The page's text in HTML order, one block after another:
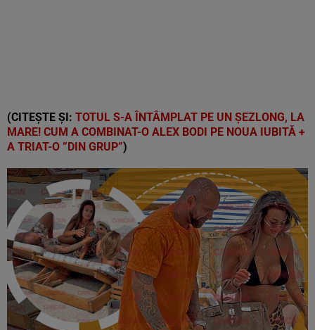
(CITEȘTE ȘI: TOTUL S-A ÎNTÂMPLAT PE UN ȘEZLONG, LA
MARE! CUM A COMBINAT-O ALEX BODI PE NOUA IUBITĂ +
A TRIAT-O ”DIN GRUP”)